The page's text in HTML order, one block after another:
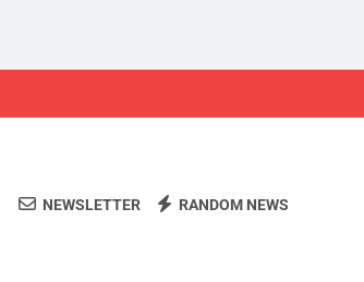
NEWSLETTER RANDOM NEWS